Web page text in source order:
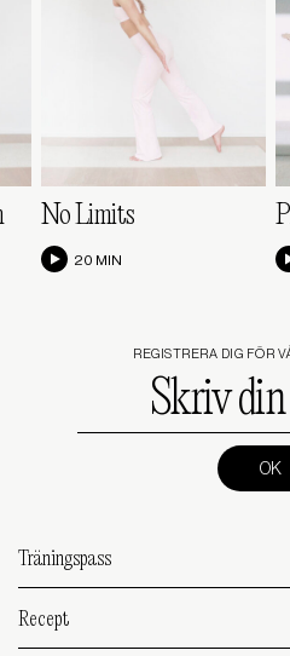
No Limits
20 MIN
Träningspass
Recept
REGISTRERA DIG FÖR
e-